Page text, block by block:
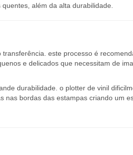
além da alta durabilidade.
este processo é
e delicados que necessitam de
durabilidade. o plotter de vinil
nas bordas das estampas criando um